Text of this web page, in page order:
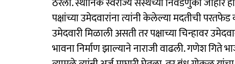
पक्षांच्या उमेदवारांना त्यांनी केलेल्या मदतीची
उमेदवारी मिळाली असती तर पक्षाच्या चिन्हावर
भावना निर्माण झाल्याने नाराजी वाढली. गणेश